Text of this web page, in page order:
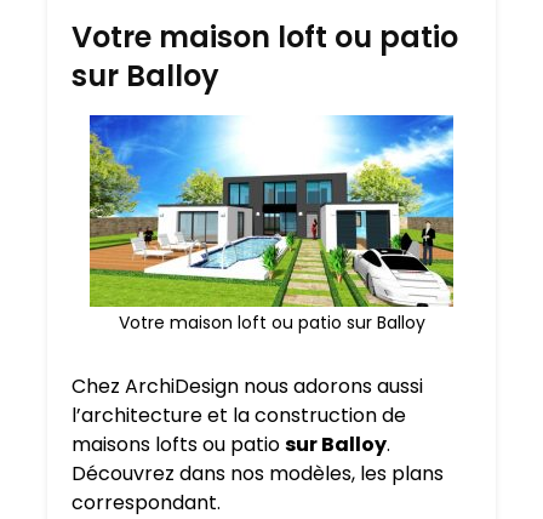
Votre maison loft ou patio
sur Balloy
Votre maison loft ou patio sur Balloy
Chez ArchiDesign nous adorons aussi
l’architecture et la construction de
maisons lofts ou patiosur Balloy.
Découvrez dans nos modèles, les plans
correspondant.